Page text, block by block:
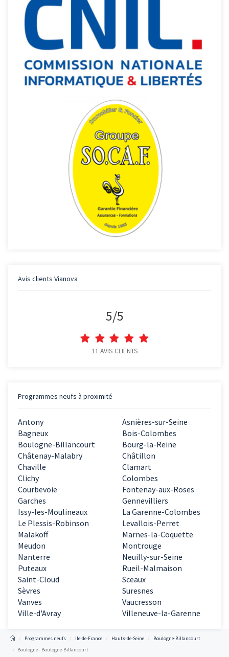
Avis clients Vianova
5/5
11 AVIS CLIENTS
Programmes neufs à proximité
Antony
Asnières-sur-Seine
Bagneux
Bois-Colombes
Boulogne-Billancourt
Bourg-la-Reine
Châtenay-Malabry
Châtillon
Chaville
Clamart
Clichy
Colombes
Courbevoie
Fontenay-aux-Roses
Garches
Gennevilliers
Issy-les-Moulineaux
La Garenne-Colombes
Le Plessis-Robinson
Levallois-Perret
Malakoff
Marnes-la-Coquette
Meudon
Montrouge
Nanterre
Neuilly-sur-Seine
Puteaux
Rueil-Malmaison
Saint-Cloud
Sceaux
Sèvres
Suresnes
Vanves
Vaucresson
Ville-d'Avray
Villeneuve-la-Garenne
Programmes neufs Ile-de-France Hauts-de-Seine
Boulogne-Billancourt
Boulogne - Boulogne-Billancourt